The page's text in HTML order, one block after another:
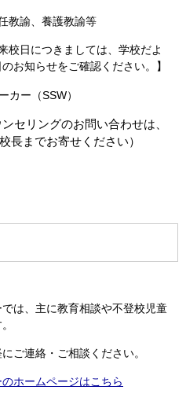
教諭、養護教諭等
日につきましては、学校だよ
お知らせをご確認ください。】
カー（SSW）
セリングのお問い合わせは、
長までお寄せください）
は、主に教育相談や不登校児童
ご連絡・ご相談ください。
ホームページはこちら